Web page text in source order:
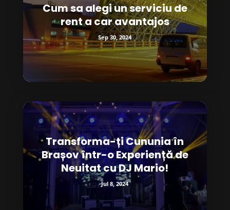
Cum sa alegi un serviciu de
rent a car avantajos
Sep 30, 2024
Transforma-ți Cununia în
Brașov într-o Experiență de
Neuitat cu DJ Mario!
Jul 8, 2024